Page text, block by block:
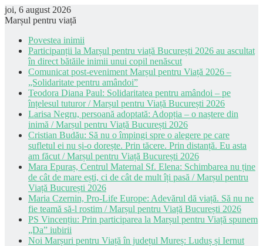
joi, 6 august 2026
Marșul pentru viață
Povestea inimii
Participanții la Marșul pentru viață București 2026 au ascultat
în direct bătăile inimii unui copil nenăscut
Comunicat post-eveniment Marșul pentru Viață 2026 –
„Solidaritate pentru amândoi”
Teodora Diana Paul: Solidaritatea pentru amândoi – pe
înțelesul tuturor / Marșul pentru Viață București 2026
Larisa Negru, persoană adoptată: Adopția – o naștere din
inimă / Marșul pentru Viață București 2026
Cristian Budău: Să nu o împingi spre o alegere pe care
sufletul ei nu și-o dorește. Prin tăcere. Prin distanță. Eu asta
am făcut / Marșul pentru Viață București 2026
Mara Epuraș, Centrul Maternal Sf. Elena: Schimbarea nu ține
de cât de mare ești, ci de cât de mult îți pasă / Marșul pentru
Viață București 2026
Maria Czernin, Pro-Life Europe: Adevărul dă viață. Să nu ne
fie teamă să-l rostim / Marșul pentru Viață București 2026
PS Vincențiu: Prin participarea la Marșul pentru Viață spunem
„Da” iubirii
Noi Marșuri pentru Viață în județul Mureș: Luduș și Iernut